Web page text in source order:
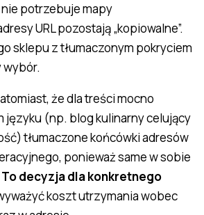
potrzebuje mapy
URL pozostają „kopiowalne”.
sklepu z tłumaczonym pokryciem
wybór.
że dla treści mocno
języku (np. blog kulinarny celujący
tłumaczone końcówki adresów
ponieważ same w sobie
To decyzja dla konkretnego
koszt utrzymania wobec